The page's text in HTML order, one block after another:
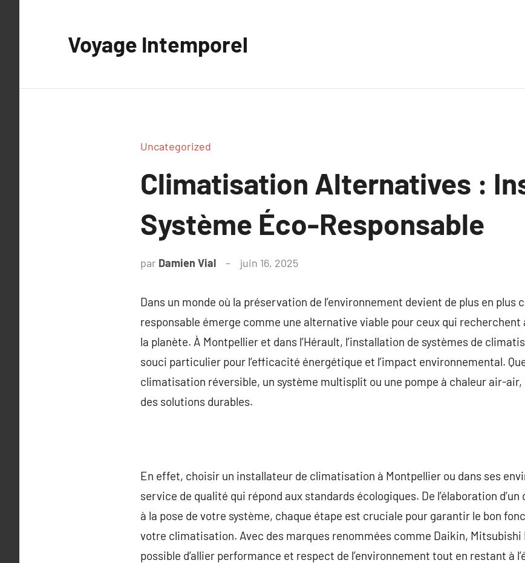
Voyage Intemporel
Uncategorized
Climatisation Alternatives :
Système Éco-Responsable
par Damien Vial juin 16, 2025
Dans un monde où la préservation de l’environnement devient de plus en
responsable émerge comme une alternative viable pour ceux qui
la planète. À Montpellier et dans l’Hérault, l’installation de systèmes de
souci particulier pour l’efficacité énergétique et l’impact environnemental.
climatisation réversible, un système multisplit ou une pompe à chaleur air-air,
des solutions durables.
En effet, choisir un installateur de climatisation à Montpellier ou dans ses
service de qualité qui répond aux standards écologiques. De l’élaboration
à la pose de votre système, chaque étape est cruciale pour garantir le bon
votre climatisation. Avec des marques renommées comme Daikin, Mitsubishi
possible d’allier performance et respect de l’environnement tout en restant à